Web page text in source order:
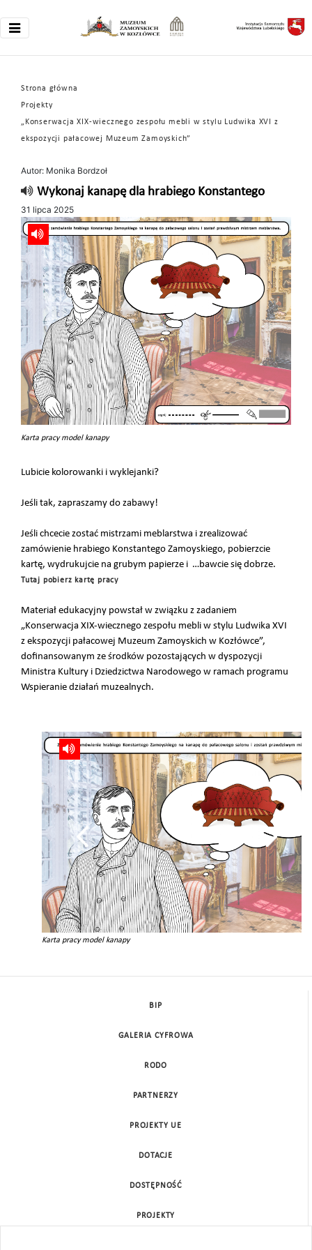
Strona główna
Projekty
„Konserwacja XIX-wiecznego zespołu mebli w stylu Ludwika XVI z
ekspozycji pałacowej Muzeum Zamoyskich”
Autor: Monika Bordzoł
Wykonaj kanapę dla hrabiego Konstantego
31 lipca 2025
Karta pracy model kanapy
Lubicie kolorowanki i wyklejanki?
Jeśli tak, zapraszamy do zabawy!
Jeśli chcecie zostać mistrzami meblarstwa i zrealizować
zamówienie hrabiego Konstantego Zamoyskiego, pobierzcie
kartę, wydrukujcie na grubym papierze i …bawcie się dobrze.
Tutaj pobierz kartę pracy
Materiał edukacyjny powstał w związku z zadaniem
„Konserwacja XIX-wiecznego zespołu mebli w stylu Ludwika XVI
z ekspozycji pałacowej Muzeum Zamoyskich w Kozłówce”,
dofinansowanym ze środków pozostających w dyspozycji
Ministra Kultury i Dziedzictwa Narodowego w ramach programu
Wspieranie działań muzealnych.
Karta pracy model kanapy
BIP
GALERIA CYFROWA
RODO
PARTNERZY
PROJEKTY UE
DOTACJE
DOSTĘPNOŚĆ
PROJEKTY